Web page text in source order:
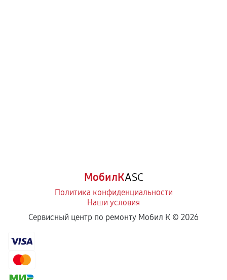
МобилКASC
Политика конфиденциальности
Наши условия
Сервисный центр по ремонту Мобил К © 2026